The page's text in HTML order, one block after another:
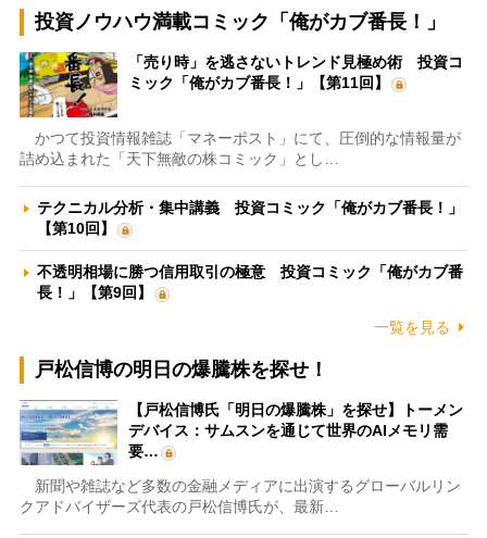
投資ノウハウ満載コミック「俺がカブ番長！」
「売り時」を逃さないトレンド見極め術 投資コ
ミック「俺がカブ番長！」【第11回】
かつて投資情報雑誌「マネーポスト」にて、圧倒的な情報量が
詰め込まれた「天下無敵の株コミック」とし…
テクニカル分析・集中講義 投資コミック「俺がカブ番長！」
【第10回】
不透明相場に勝つ信用取引の極意 投資コミック「俺がカブ番
長！」【第9回】
一覧を見る
戸松信博の明日の爆騰株を探せ！
【戸松信博氏「明日の爆騰株」を探せ】トーメン
デバイス：サムスンを通じて世界のAIメモリ需
要…
新聞や雑誌など多数の金融メディアに出演するグローバルリン
クアドバイザーズ代表の戸松信博氏が、最新…